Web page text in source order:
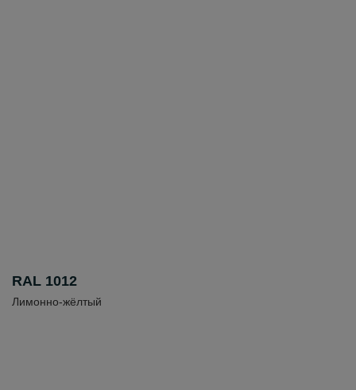
RAL 1012
Лимонно-жёлтый